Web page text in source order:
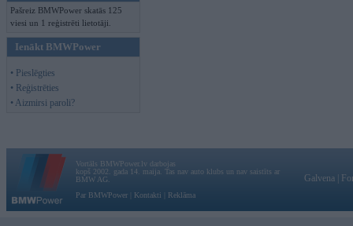
Pašreiz BMWPower skatās 125
viesi un 1 reģistrēti lietotāji.
Ienākt BMWPower
• Pieslēgties
• Reģistrēties
• Aizmirsi paroli?
Vortāls BMWPower.lv darbojas
kopš 2002. gada 14. maija. Tas nav auto klubs un nav saistīts ar
BMW AG.
Par BMWPower
Kontakti Reklāma
Galvena